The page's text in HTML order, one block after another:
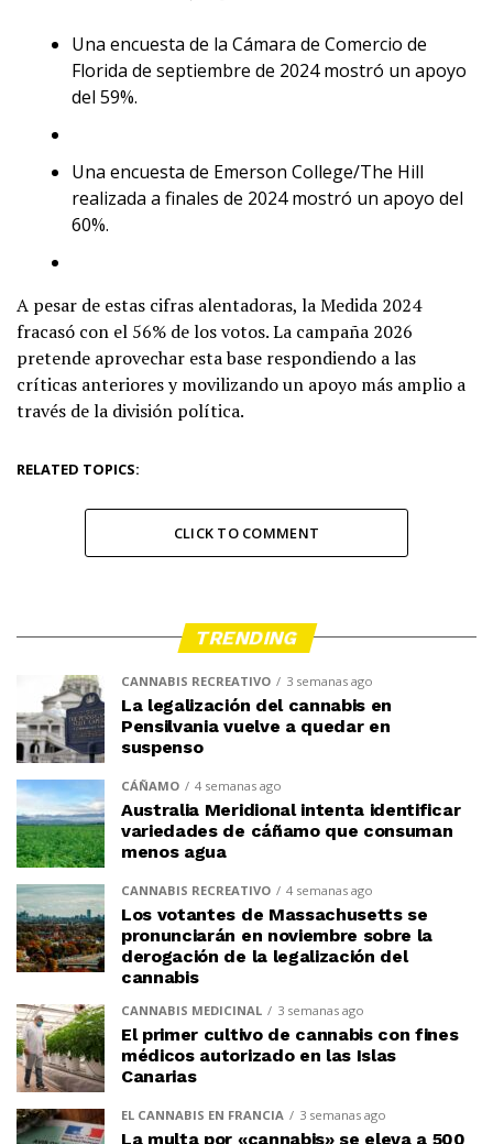
Una encuesta de la Cámara de Comercio de
Florida de septiembre de 2024 mostró un apoyo
del 59%.
Una encuesta de Emerson College/The Hill
realizada a finales de 2024 mostró un apoyo del
60%.
A pesar de estas cifras alentadoras, la Medida 2024
fracasó con el 56% de los votos. La campaña 2026
pretende aprovechar esta base respondiendo a las
críticas anteriores y movilizando un apoyo más amplio a
través de la división política.
RELATED TOPICS:
CLICK TO COMMENT
TRENDING
CANNABIS RECREATIVO 3 semanas ago
La legalización del cannabis en
Pensilvania vuelve a quedar en
suspenso
CÁÑAMO 4 semanas ago
Australia Meridional intenta identificar
variedades de cáñamo que consuman
menos agua
CANNABIS RECREATIVO 4 semanas ago
Los votantes de Massachusetts se
pronunciarán en noviembre sobre la
derogación de la legalización del
cannabis
CANNABIS MEDICINAL 3 semanas ago
El primer cultivo de cannabis con fines
médicos autorizado en las Islas
Canarias
EL CANNABIS EN FRANCIA 3 semanas ago
La multa por «cannabis» se eleva a 500